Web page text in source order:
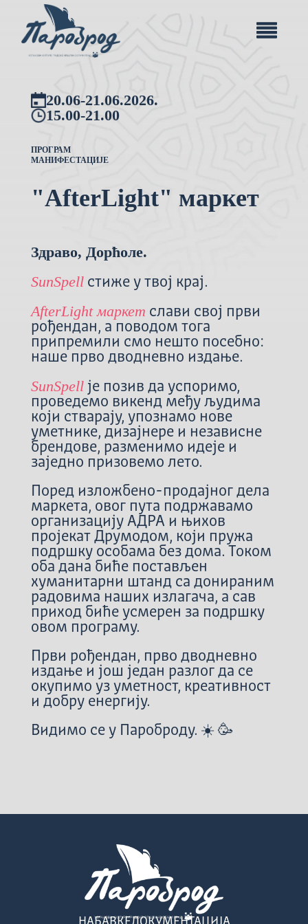
20.06-21.06.2026.
15.00-21.00
ПРОГРАМ
МАНИФЕСТАЦИЈЕ
"AfterLight" маркет
Здраво, Дорћоле.
SunSpellстиже у твој крај.
AfterLight маркет слави свој први
рођендан, а поводом тога
припремили смо нешто посебно:
наше прво дводневно издање.
SunSpellје позив да успоримо,
проведемо викенд међу људима
који стварају, упознамо нове
уметнике, дизајнере и независне
брендове, разменимо идеје и
заједно призовемо лето.
Поред изложбено-продајног дела
маркета, овог пута подржавамо
организацију АДРА и њихов
пројекат Друмодом, који пружа
подршку особама без дома. Током
оба дана биће постављен
хуманитарни штанд са донираним
радовима наших излагача, а сав
приход биће усмерен за подршку
овом програму.
Први рођендан, прво дводневно
издање и још један разлог да се
окупимо уз уметност, креативност
и добру енергију.
Видимо се у Пароброду. ☀️ 🥳